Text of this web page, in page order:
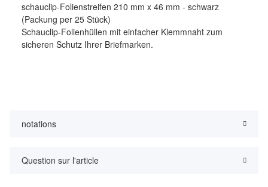
schauclip-Folienstreifen 210 mm x 46 mm - schwarz
(Packung per 25 Stück)
Schauclip-Folienhüllen mit einfacher Klemmnaht zum
sicheren Schutz Ihrer Briefmarken.
notations
Question sur l'article